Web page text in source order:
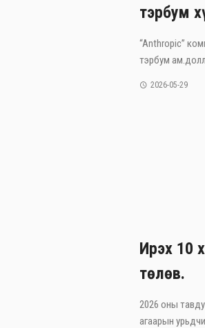
тэрбум
“Anthropic”
тэрбум
2026-05-29
Ирэх 10
төлөв.
2026 оны
агаарын